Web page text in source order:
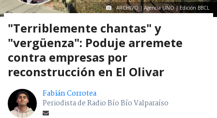
ARCHIVO | Agencia UNO | Edición BBCL
"Terriblemente chantas" y
"vergüenza": Poduje arremete
contra empresas por
reconstrucción en El Olivar
Fabián Corrotea
Periodista de Radio Bío Bío Valparaíso